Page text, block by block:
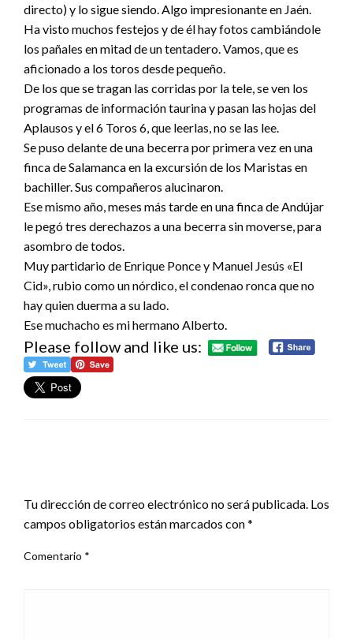
directo) y lo sigue siendo. Algo impresionante en Jaén.
Ha visto muchos festejos y de él hay fotos cambiándole
los pañales en mitad de un tentadero. Vamos, que es
aficionado a los toros desde pequeño.
De los que se tragan las corridas por la tele, se ven los
programas de información taurina y pasan las hojas del
Aplausos y el 6 Toros 6, que leerlas, no se las lee.
Se puso delante de una becerra por primera vez en una
finca de Salamanca en la excursión de los Maristas en
bachiller. Sus compañeros alucinaron.
Ese mismo año, meses más tarde en una finca de Andújar
le pegó tres derechazos a una becerra sin moverse, para
asombro de todos.
Muy partidario de Enrique Ponce y Manuel Jesús «El
Cid», rubio como un nórdico, el condenao ronca que no
hay quien duerma a su lado.
Ese muchacho es mi hermano Alberto.
Please follow and like us:
Tu dirección de correo electrónico no será publicada. Los
campos obligatorios están marcados con*
Comentario *